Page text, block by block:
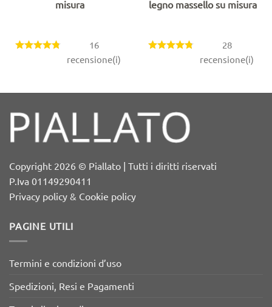
misura
16
recensione(i)
legno massello su misura
28
recensione(i)
Copyright 2026 © Piallato | Tutti i diritti riservati
P.Iva 01149290411
Privacy policy & Cookie policy
PAGINE UTILI
Termini e condizioni d’uso
Spedizioni, Resi e Pagamenti